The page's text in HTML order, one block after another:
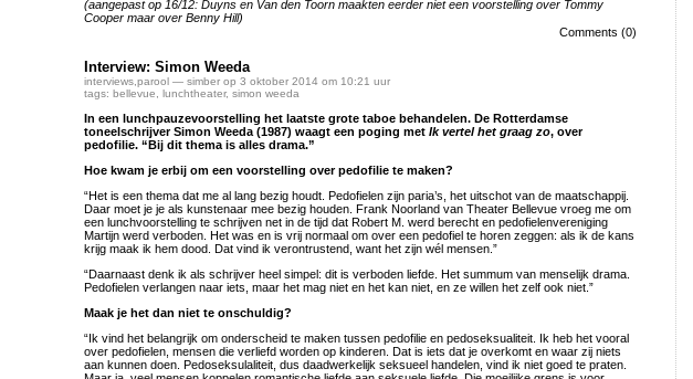
(aangepast op 16/12: Duyns en Van den Toorn maakten eerder niet een voorstelling over Tommy
Cooper maar over Benny Hill)
Comments (0)
Interview: Simon Weeda
interviews parool — simber op 3 oktober 2014 om 10:21 uur
tags: bellevue lunchtheater, simon weeda
In een lunchpauzevoorstelling het laatste grote taboe behandelen. De Rotterdamse
toneelschrijver Simon Weeda (1987) waagt een poging met Ik vertel het graag zo, over
pedofilie. “Bij dit thema is alles drama.”
Hoe kwam je erbij om een voorstelling over pedofilie te maken?
“Het is een thema dat me al lang bezig houdt. Pedofielen zijn paria’s, het uitschot van de maatschappij.
Daar moet je je als kunstenaar mee bezig houden. Frank Noorland van Theater Bellevue vroeg me om
een lunchvoorstelling te schrijven net in de tijd dat Robert M. werd berecht en pedofielenvereniging
Martijn werd verboden. Het was en is vrij normaal om over een pedofiel te horen zeggen: als ik de kans
krijg maak ik hem dood. Dat vind ik verontrustend, want het zijn wél mensen.”
“Daarnaast denk ik als schrijver heel simpel: dit is verboden liefde. Het summum van menselijk drama.
Pedofielen verlangen naar iets, maar het mag niet en het kan niet, en ze willen het zelf ook niet.”
Maak je het dan niet te onschuldig?
“Ik vind het belangrijk om onderscheid te maken tussen pedofilie en pedoseksualiteit. Ik heb het vooral
over pedofielen, mensen die verliefd worden op kinderen. Dat is iets dat je overkomt en waar zij niets
aan kunnen doen. Pedoseksulaliteit, dus daadwerkelijk seksueel handelen, vind ik niet goed te praten.